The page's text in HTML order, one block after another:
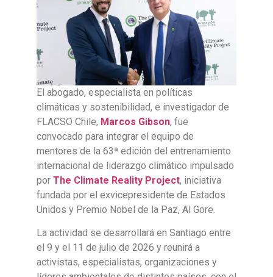
El abogado, especialista en políticas
climáticas y sostenibilidad, e investigador de
FLACSO Chile, Marcos Gibson, fue
convocado para integrar el equipo de
mentores de la 63ª edición del entrenamiento
internacional de liderazgo climático impulsado
por The Climate Reality Project, iniciativa
fundada por el exvicepresidente de Estados
Unidos y Premio Nobel de la Paz, Al Gore.
La actividad se desarrollará en Santiago entre
el 9 y el 11 de julio de 2026 y reunirá a
activistas, especialistas, organizaciones y